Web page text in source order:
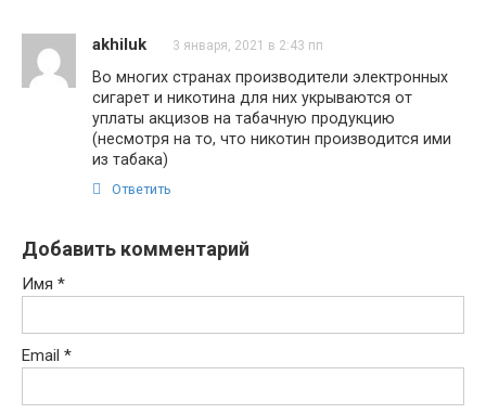
akhiluk 3 января, 2021 в 2:43 пп
Во многих странах производители электронных
сигарет и никотина для них укрываются от
уплаты акцизов на табачную продукцию
(несмотря на то, что никотин производится ими
из табака)
Ответить
Добавить комментарий
Имя *
Email *